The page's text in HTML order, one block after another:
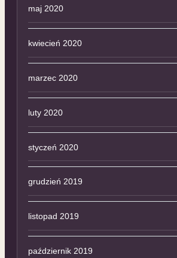
maj 2020
kwiecień 2020
marzec 2020
luty 2020
styczeń 2020
grudzień 2019
listopad 2019
październik 2019